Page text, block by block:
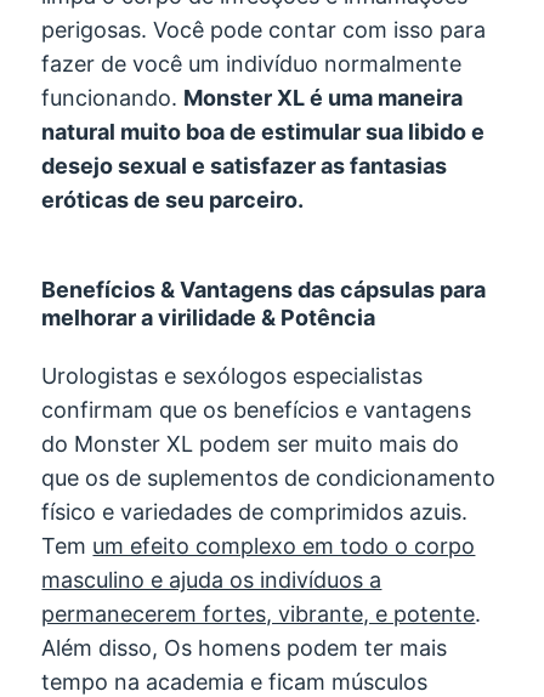
perigosas. Você pode contar com isso para
fazer de você um indivíduo normalmente
funcionando. Monster XL é uma maneira
natural muito boa de estimular sua libido e
desejo sexual e satisfazer as fantasias
eróticas de seu parceiro.
Benefícios & Vantagens das cápsulas para
melhorar a virilidade & Potência
Urologistas e sexólogos especialistas
confirmam que os benefícios e vantagens
do Monster XL podem ser muito mais do
que os de suplementos de condicionamento
físico e variedades de comprimidos azuis.
Tem um efeito complexo em todo o corpo
masculino e ajuda os indivíduos a
permanecerem fortes, vibrante, e potente.
Além disso, Os homens podem ter mais
tempo na academia e ficam músculos